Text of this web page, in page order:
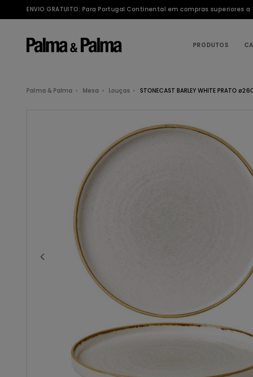
ENVIO GRATUITO: Para Portugal Continental em compras
PRODUTOS
Palma & Palma Mesa Louças STONECAST BARLEY WHITE PRATO